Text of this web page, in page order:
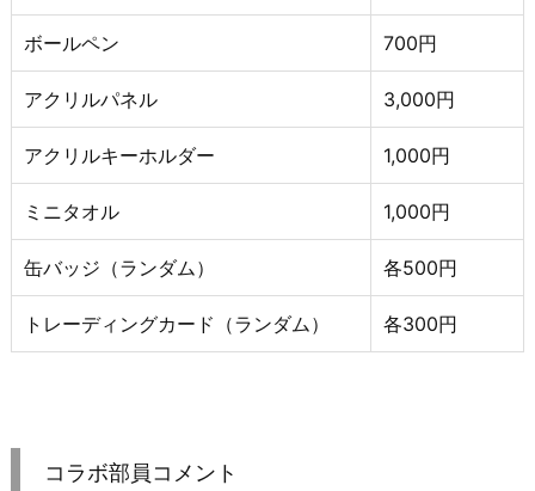
ボールペン 700円
アクリルパネル 3,000円
アクリルキーホルダー 1,000円
ミニタオル 1,000円
缶バッジ（ランダム） 各500円
トレーディングカード（ランダム） 各300円
コラボ部員コメント